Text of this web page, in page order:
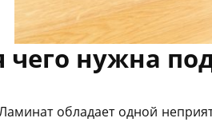
чего нужна
обладает одной